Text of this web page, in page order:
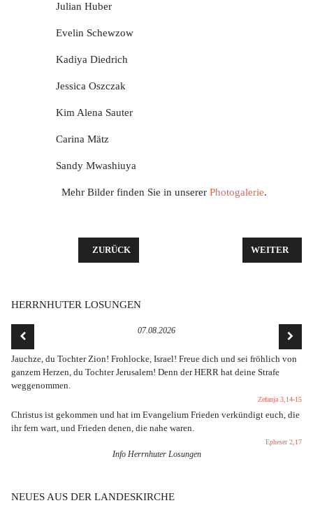
Julian Huber
Evelin Schewzow
Kadiya Diedrich
Jessica Oszczak
Kim Alena Sauter
Carina Mätz
Sandy Mwashiuya
Mehr Bilder finden Sie in unserer Photogalerie.
VORHERIGER BEITRAG: KINDERBIBELWOCHE
ZURÜCK NÄCHSTER
WEITER
HERRNHUTER LOSUNGEN
07.08.2026
Jauchze, du Tochter Zion! Frohlocke, Israel! Freue dich und sei fröhlich von
ganzem Herzen, du Tochter Jerusalem! Denn der HERR hat deine Strafe
weggenommen.
Zefanja 3,14-15
Christus ist gekommen und hat im Evangelium Frieden verkündigt euch, die
ihr fern wart, und Frieden denen, die nahe waren.
Epheser 2,17
Info Herrnhuter Losungen
NEUES AUS DER LANDESKIRCHE